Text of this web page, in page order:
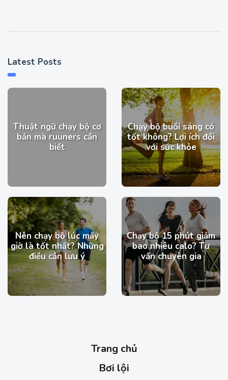
Latest Posts
Thuật ngữ chạy bộ cơ
bản mà ruuners cần
biết
Chạy bộ buổi sáng​ có
tốt không? Lợi ích đối
với sức khỏe
Nên chạy bộ lúc mấy
giờ là tốt nhất? Những
điều cần lưu ý
Chạy bộ 15 phút giảm
bao nhiêu calo​? Tư
vấn chuyên gia
Trang chủ
Bơi lội